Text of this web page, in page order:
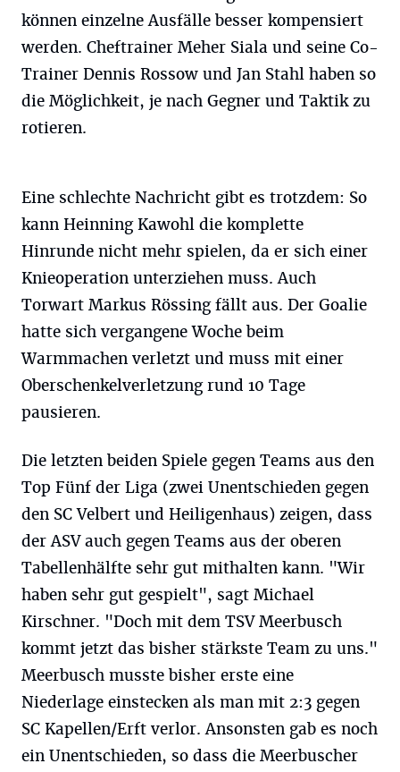
können einzelne Ausfälle besser kompensiert
werden. Cheftrainer Meher Siala und seine Co-
Trainer Dennis Rossow und Jan Stahl haben so
die Möglichkeit, je nach Gegner und Taktik zu
rotieren.
Eine schlechte Nachricht gibt es trotzdem: So
kann Heinning Kawohl die komplette
Hinrunde nicht mehr spielen, da er sich einer
Knieoperation unterziehen muss. Auch
Torwart Markus Rössing fällt aus. Der Goalie
hatte sich vergangene Woche beim
Warmmachen verletzt und muss mit einer
Oberschenkelverletzung rund 10 Tage
pausieren.
Die letzten beiden Spiele gegen Teams aus den
Top Fünf der Liga (zwei Unentschieden gegen
den SC Velbert und Heiligenhaus) zeigen, dass
der ASV auch gegen Teams aus der oberen
Tabellenhälfte sehr gut mithalten kann. "Wir
haben sehr gut gespielt", sagt Michael
Kirschner. "Doch mit dem TSV Meerbusch
kommt jetzt das bisher stärkste Team zu uns."
Meerbusch musste bisher erste eine
Niederlage einstecken als man mit 2:3 gegen
SC Kapellen/Erft verlor. Ansonsten gab es noch
ein Unentschieden, so dass die Meerbuscher